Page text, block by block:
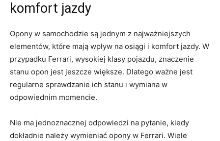
komfort jazdy
Opony w ⁢samochodzie są jednym⁢ z najważniejszych
elementów, które mają ​wpływ ⁢na osiągi i komfort jazdy. W
przypadku ⁤Ferrari, wysokiej klasy pojazdu, znaczenie
stanu opon jest jeszcze większe. Dlatego ważne jest
regularne sprawdzanie ich stanu ⁢i wymiana w
odpowiednim momencie.
Nie ma jednoznacznej odpowiedzi na pytanie, kiedy
dokładnie należy wymieniać opony⁣ w Ferrari. ‌Wiele